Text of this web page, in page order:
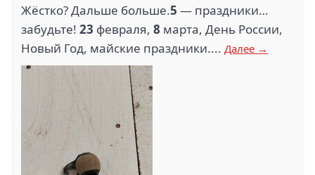
Жёстко? Дальше больше.5 — праздники…
забудьте! 23 февраля, 8 марта, День России,
Новый Год, майские праздники.... Далее →